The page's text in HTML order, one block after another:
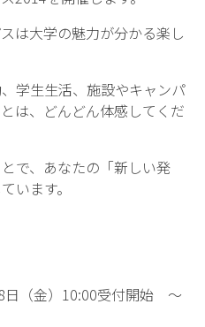
は大学の魅力が分かる楽し
学生生活、施設やキャンパ
は、どんどん体感してくだ
で、あなたの「新しい発
います。
金）10:00受付開始 ～